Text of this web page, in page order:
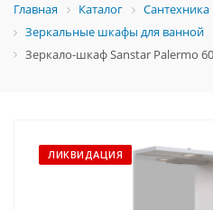
Главная Каталог Сантехника
Зеркальные шкафы для ванной
Зеркало-шкаф Sanstar Palermo
ЛИКВИДАЦИЯ